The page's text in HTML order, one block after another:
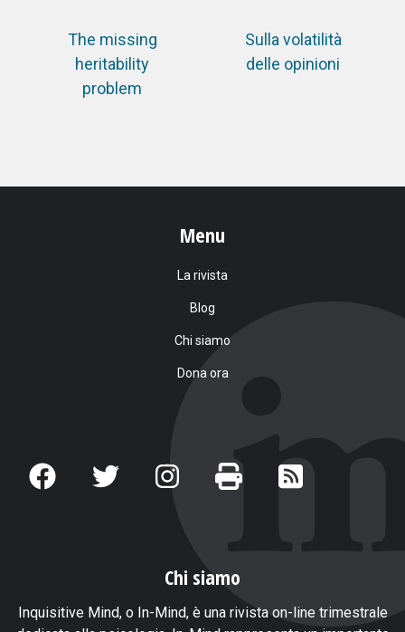
The missing
heritability
problem
Sulla volatilità
delle opinioni
Menu
La rivista
Blog
Chi siamo
Dona ora
Chi siamo
Inquisitive Mind, o In-Mind, è una rivista on-line trimestrale